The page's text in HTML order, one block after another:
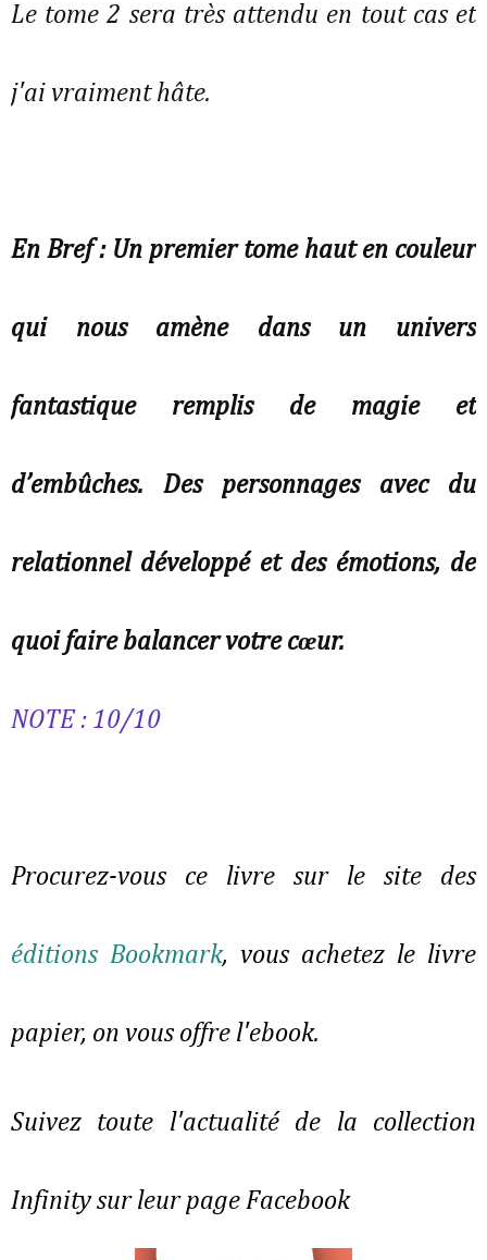
Le tome 2 sera très attendu en tout cas et
j'ai vraiment hâte.
En Bref : Un premier tome haut en couleur
qui nous amène dans un univers
fantastique remplis de magie et
d’embûches. Des personnages avec du
relationnel développé et des émotions, de
quoi faire balancer votre cœur.
NOTE : 10/10
Procurez-vous ce livre sur le site des
éditions Bookmark, vous achetez le livre
papier, on vous offre l'ebook.
Suivez toute l'actualité de la collection
Infinity sur leur page Facebook